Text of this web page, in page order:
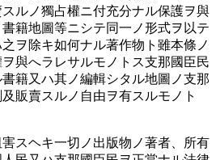
ルノ獨占權ニ付充分ナル保護ヲ與
籍地圖等ニシテ同一ノ形式ヲ以テ
ヲ除キ如何ナル著󠄁作物ト雖本條ノ
與へラレサルモノトス支那國臣民
籍又ハ其ノ編󠄁輯シタル地圖ノ支那
販賣スルノ自由ヲ有スルモノト
スヘキ一切ノ出版物ノ著󠄁者、所󠄁有